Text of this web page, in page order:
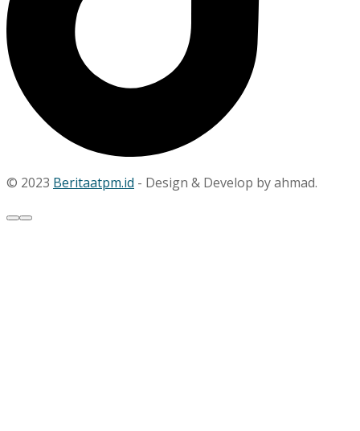
© 2023 Beritaatpm.id - Design & Develop by ahmad.